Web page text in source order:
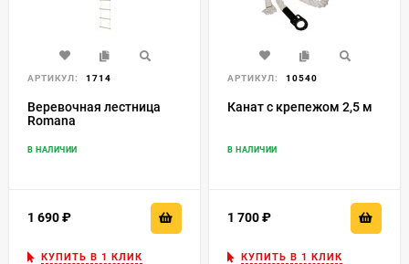
АРТИКУЛ: 1714
Веревочная лестница
Romana
В НАЛИЧИИ
1 690
КУПИТЬ В 1 КЛИК
АРТИКУЛ: 10540
Канат с крепежом 2,5 м
В НАЛИЧИИ
1 700
КУПИТЬ В 1 КЛИК